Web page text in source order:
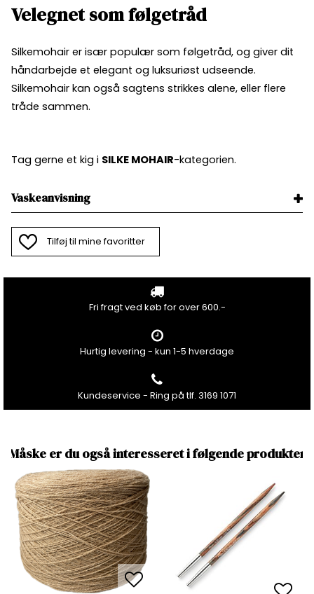
Velegnet som følgetråd
Silkemohair er især populær som følgetråd, og giver dit
håndarbejde et elegant og luksuriøst udseende.
Silkemohair kan også sagtens strikkes alene, eller flere
tråde sammen.
Tag gerne et kig i SILKE MOHAIR-kategorien.
Vaskeanvisning
Tilføj til mine favoritter
Fri fragt ved køb for over 600.-
Hurtig levering - kun 1-5 hverdage
Kundeservice - Ring på tlf. 3169 1071
Måske er du også interesseret i følgende produkter